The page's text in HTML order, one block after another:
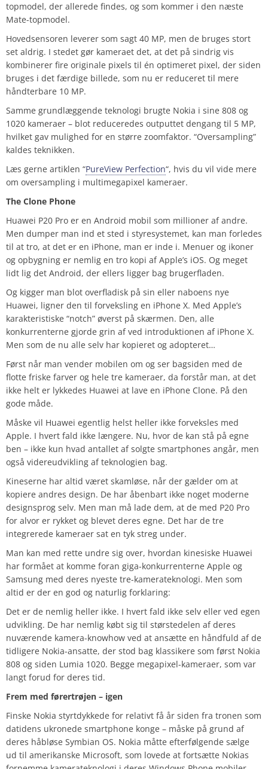
topmodel, der allerede findes, og som kommer i den næste
Mate-topmodel.
Hovedsensoren leverer som sagt 40 MP, men de bruges stort
set aldrig. I stedet gør kameraet det, at det på sindrig vis
kombinerer fire originale pixels til én optimeret pixel, der siden
bruges i det færdige billede, som nu er reduceret til mere
håndterbare 10 MP.
Samme grundlæggende teknologi brugte Nokia i sine 808 og
1020 kameraer – blot reduceredes outputtet dengang til 5 MP,
hvilket gav mulighed for en større zoomfaktor. “Oversampling”
kaldes teknikken.
Læs gerne artiklen “PureView Perfection“, hvis du vil vide mere
om oversampling i multimegapixel kameraer.
The Clone Phone
Huawei P20 Pro er en Android mobil som millioner af andre.
Men dumper man ind et sted i styresystemet, kan man forledes
til at tro, at det er en iPhone, man er inde i. Menuer og ikoner
og opbygning er nemlig en tro kopi af Apple’s iOS. Og meget
lidt lig det Android, der ellers ligger bag brugerfladen.
Og kigger man blot overfladisk på sin eller naboens nye
Huawei, ligner den til forveksling en iPhone X. Med Apple’s
karakteristiske “notch” øverst på skærmen. Den, alle
konkurrenterne gjorde grin af ved introduktionen af iPhone X.
Men som de nu alle selv har kopieret og adopteret…
Først når man vender mobilen om og ser bagsiden med de
flotte friske farver og hele tre kameraer, da forstår man, at det
ikke helt er lykkedes Huawei at lave en iPhone Clone. På den
gode måde.
Måske vil Huawei egentlig helst heller ikke forveksles med
Apple. I hvert fald ikke længere. Nu, hvor de kan stå på egne
ben – ikke kun hvad antallet af solgte smartphones angår, men
også videreudvikling af teknologien bag.
Kineserne har altid været skamløse, når der gælder om at
kopiere andres design. De har åbenbart ikke noget moderne
designsprog selv. Men man må lade dem, at de med P20 Pro
for alvor er rykket og blevet deres egne. Det har de tre
integrerede kameraer sat en tyk streg under.
Man kan med rette undre sig over, hvordan kinesiske Huawei
har formået at komme foran giga-konkurrenterne Apple og
Samsung med deres nyeste tre-kamerateknologi. Men som
altid er der en god og naturlig forklaring:
Det er de nemlig heller ikke. I hvert fald ikke selv eller ved egen
udvikling. De har nemlig købt sig til størstedelen af deres
nuværende kamera-knowhow ved at ansætte en håndfuld af de
tidligere Nokia-ansatte, der stod bag klassikere som først Nokia
808 og siden Lumia 1020. Begge megapixel-kameraer, som var
langt forud for deres tid.
Frem med førertrøjen – igen
Finske Nokia styrtdykkede for relativt få år siden fra tronen som
datidens ukronede smartphone konge – måske på grund af
deres håbløse Symbian OS. Nokia måtte efterfølgende sælge
ud til amerikanske Microsoft, som lovede at fortsætte Nokias